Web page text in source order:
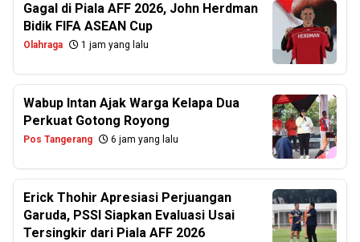
Gagal di Piala AFF 2026, John Herdman
Bidik FIFA ASEAN Cup
Olahraga 1 jam yang lalu
Wabup Intan Ajak Warga Kelapa Dua
Perkuat Gotong Royong
Pos Tangerang 6 jam yang lalu
Erick Thohir Apresiasi Perjuangan
Garuda, PSSI Siapkan Evaluasi Usai
Tersingkir dari Piala AFF 2026